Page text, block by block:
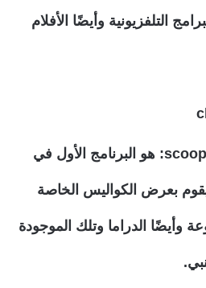
التلفزيونية وأيضًا الأفلام
برنامج scoop with Raya: هو البرنامج الأول في
يقوم بعرض الكواليس الخاصة
وأيضًا الدراما وتلك الموجودة